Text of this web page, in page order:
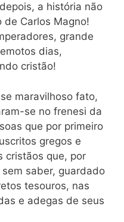
a história não
de Carlos Magno!
grande
dias,
cristão!
maravilhoso fato,
se no frenesi da
que por primeiro
gregos e
cristãos que, por
saber, guardado
tesouros, nas
e adegas de seus